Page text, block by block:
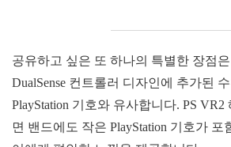
공유하고 싶은 또 하나의 특별한 장점은
DualSense 컨트롤러 디자인에 추가된
PlayStation 기호와 유사합니다. PS
면 밴드에도 작은 PlayStation 기호가 포